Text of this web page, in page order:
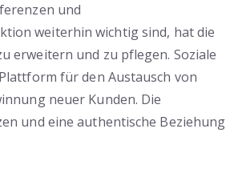
und
weiterhin wichtig sind, hat die
erweitern und zu pflegen. Soziale
für den Austausch von
neuer Kunden. Die
und eine authentische Beziehung